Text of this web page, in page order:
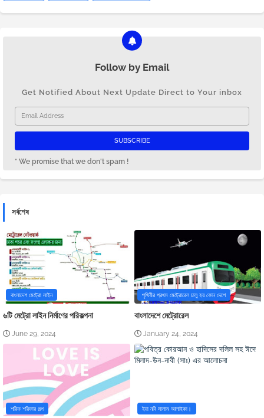
Follow by Email
Get Notified About Next Update Direct to Your inbox
* We promise that we don't spam !
সর্বশেষ
বাংলাদেশ মেট্রো লাইন
৬টি মেট্রো লাইন নির্মাণের পরিকল্পনা
June 29, 2024
পৃথিবীর প্রথম মেট্রোরেল চালু হয় কোন দেশে
বাংলাদেশে মেট্রোরেল
January 24, 2024
শরিফ শরিফার গল্প ইয়া নবি সালাম আলাইকা।